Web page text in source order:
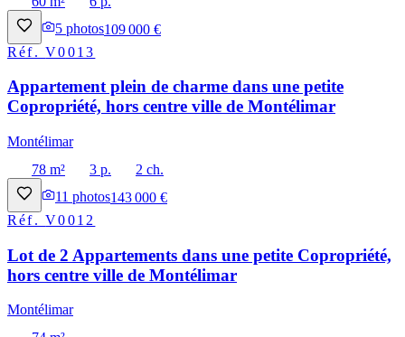
5 photos109 000 €
Réf.V0013
Appartement plein de charme dans une petite
Copropriété, hors centre ville de Montélimar
Montélimar
78 m²
3 p.
2 ch.
11 photos143 000 €
Réf.V0012
Lot de 2 Appartements dans une petite Copropriété,
hors centre ville de Montélimar
Montélimar